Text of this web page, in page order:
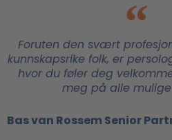
Foruten den svært
kunnskapsrike folk, er
hvor du føler deg
meg på alle
Bas van Rossem Senior